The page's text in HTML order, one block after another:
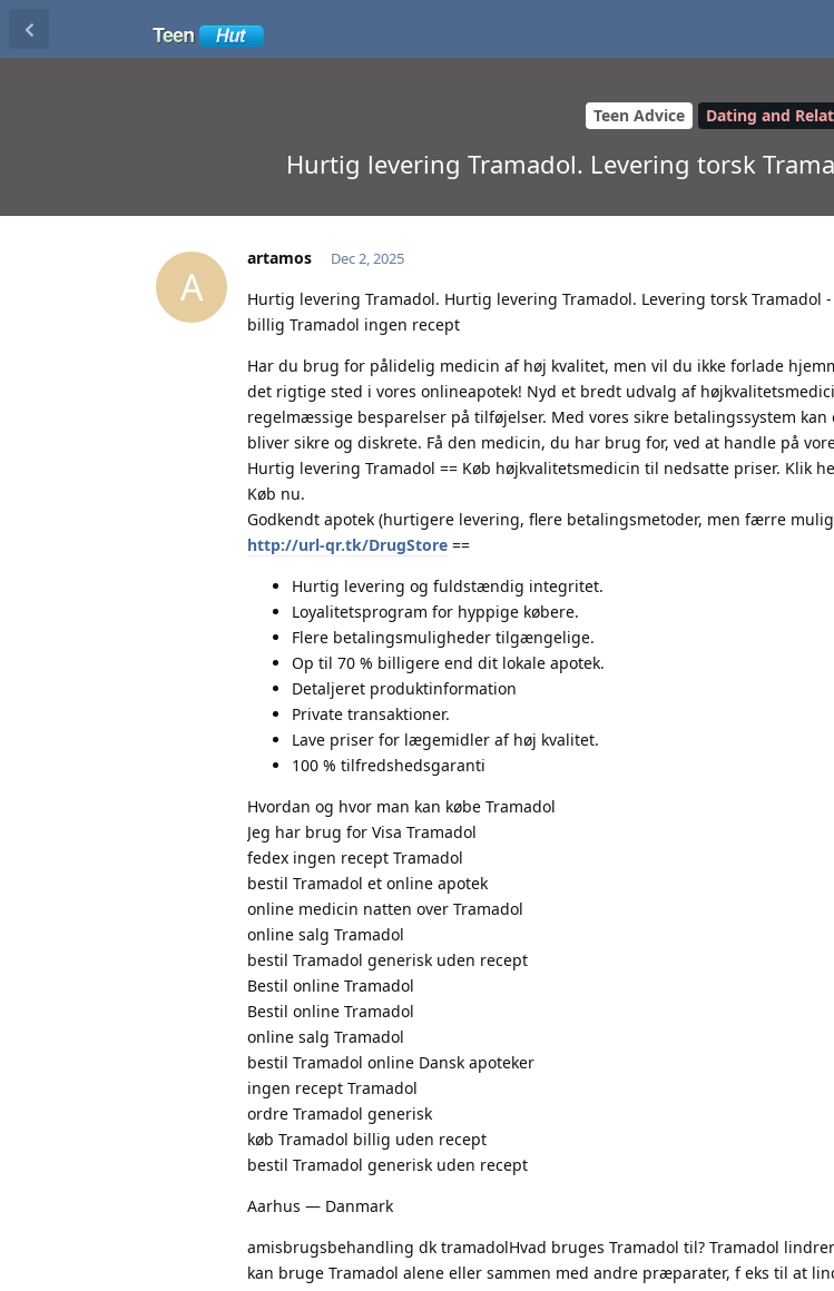
Teen Advice Dating and
Hurtig levering Tramadol. Levering torsk
A
artamos Dec 2, 2025
Hurtig levering Tramadol. Hurtig levering Tramadol. Levering torsk Tramadol
billig Tramadol ingen recept
Har du brug for pålidelig medicin af høj kvalitet, men vil du ikke forlade
det rigtige sted i vores onlineapotek! Nyd et bredt udvalg af
regelmæssige besparelser på tilføjelser. Med vores sikre betalingssystem
bliver sikre og diskrete. Få den medicin, du har brug for, ved at handle på
Hurtig levering Tramadol == Køb højkvalitetsmedicin til nedsatte priser. Klik
Køb nu.
Godkendt apotek (hurtigere levering, flere betalingsmetoder, men færre
http://url-qr.tk/DrugStore ==
Hurtig levering og fuldstændig integritet.
Loyalitetsprogram for hyppige købere.
Flere betalingsmuligheder tilgængelige.
Op til 70 % billigere end dit lokale apotek.
Detaljeret produktinformation
Private transaktioner.
Lave priser for lægemidler af høj kvalitet.
100 % tilfredshedsgaranti
Hvordan og hvor man kan købe Tramadol
Jeg har brug for Visa Tramadol
fedex ingen recept Tramadol
bestil Tramadol et online apotek
online medicin natten over Tramadol
online salg Tramadol
bestil Tramadol generisk uden recept
Bestil online Tramadol
Bestil online Tramadol
online salg Tramadol
bestil Tramadol online Dansk apoteker
ingen recept Tramadol
ordre Tramadol generisk
køb Tramadol billig uden recept
bestil Tramadol generisk uden recept
Aarhus — Danmark
amisbrugsbehandling dk tramadolHvad bruges Tramadol til? Tramadol
kan bruge Tramadol alene eller sammen med andre præparater, f eks til at